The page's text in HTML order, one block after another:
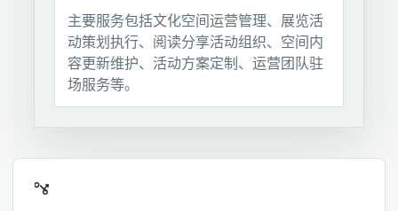
主要服务包括文化空间运营管理、展览活
动策划执行、阅读分享活动组织、空间内
容更新维护、活动方案定制、运营团队驻
场服务等。